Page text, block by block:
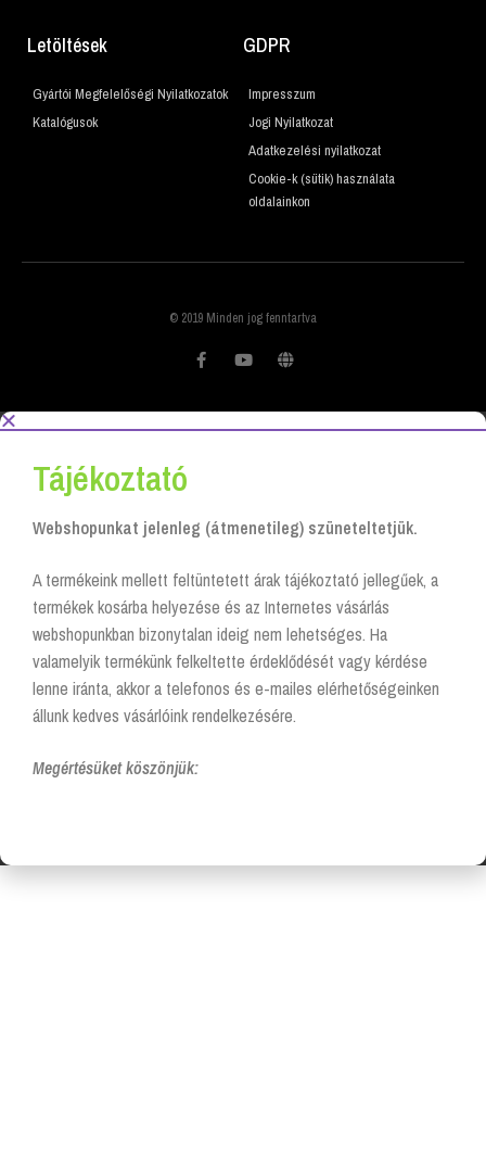
Letöltések
Gyártói Megfelelőségi Nyilatkozatok
Katalógusok
GDPR
Impresszum
Jogi Nyilatkozat
Adatkezelési nyilatkozat
Cookie-k (sütik) használata
oldalainkon
© 2019 Minden jog fenntartva
Tájékoztató
Webshopunkat jelenleg (átmenetileg) szüneteltetjük.
A termékeink mellett feltüntetett árak tájékoztató jellegűek, a
termékek kosárba helyezése és az Internetes vásárlás
webshopunkban bizonytalan ideig nem lehetséges. Ha
valamelyik termékünk felkeltette érdeklődését vagy kérdése
lenne iránta, akkor a telefonos és e-mailes elérhetőségeinken
állunk kedves vásárlóink rendelkezésére.
Megértésüket köszönjük: